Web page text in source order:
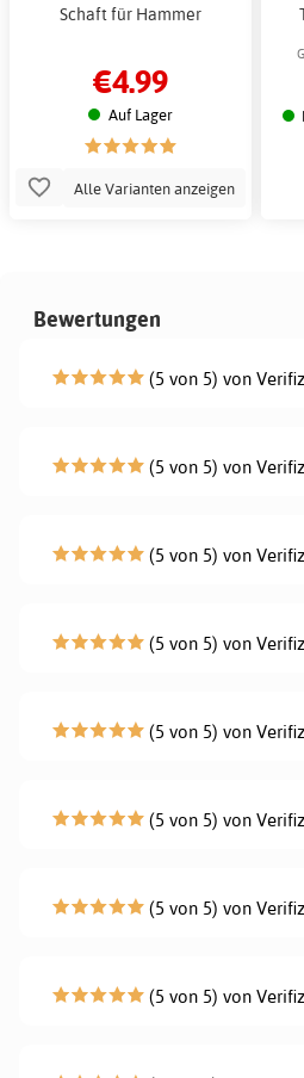
Schaft für Hammer
€4.99
Auf Lager
Alle Varianten anzeigen
Bewertungen
(5 von 5) von
(5 von 5) von
(5 von 5) von
(5 von 5) von
(5 von 5) von
(5 von 5) von
(5 von 5) von
(5 von 5) von